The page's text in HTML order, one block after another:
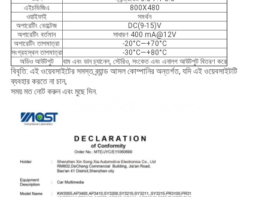
এইচভিজিএ
800X480
ওয়াইফাই
সমর্থন
অপারেটিং ভোল্টেজ
DC(9-15)V
অপারেটিং বর্তমান
সাধারণ 400 mA@12V
অপারেটিং তাপমাত্রা
-20°C—+70°C
সংগ্রহস্থল তাপমাত্রা
-30°C—+80°C
অডিও আউটপুট
বাম এবং ডান চ্যানেল, স্টেরিও, সংকেত এবং এনালগ আউটপুট বিতরণ করে
বিবৃতি: এই ওয়েবসাইটের সমস্ত ব্র্যান্ড আসল কোম্পানির অন্তর্গত, যদি এই ওয়েবসাইটটি
ব্যবহার করতে না চান,
সময় মত নোট করুন এবং মুছে দিন.